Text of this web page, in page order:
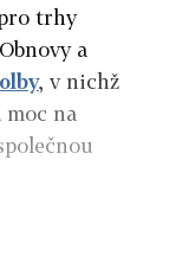
trhy
a
, v nichž
na